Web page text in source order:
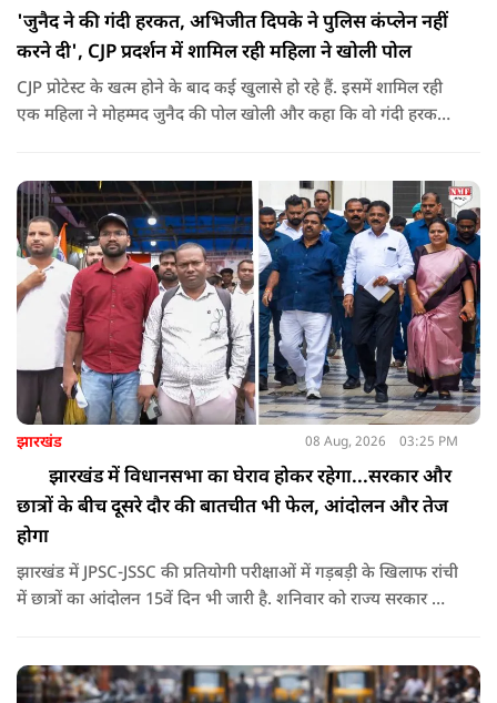
'जुनैद ने की गंदी हरकत, अभिजीत दिपके ने पुलिस कंप्लेन नहीं
करने दी', CJP प्रदर्शन में शामिल रही महिला ने खोली पोल
CJP प्रोटेस्ट के खत्म होने के बाद कई खुलासे हो रहे हैं. इसमें शामिल रही
एक महिला ने मोहम्मद जुनैद की पोल खोली और कहा कि वो गंदी हरकतें
दिया.
झारखंड 08 Aug, 2026 03:25 PM
झारखंड में विधानसभा का घेराव होकर रहेगा...सरकार और
छात्रों के बीच दूसरे दौर की बातचीत भी फेल, आंदोलन और तेज
होगा
झारखंड में JPSC-JSSC की प्रतियोगी परीक्षाओं में गड़बड़ी के खिलाफ रांची
में छात्रों का आंदोलन 15वें दिन भी जारी है. शनिवार को राज्य सरकार और